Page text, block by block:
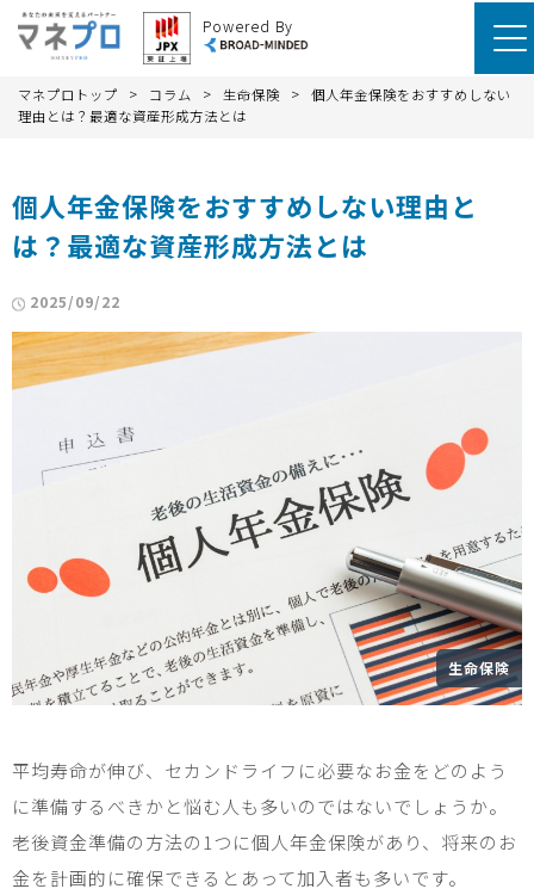
Powered By
マネプロトップ > コラム > 生命保険 >
個人年金保険をおすすめしない
理由とは？最適な資産形成方法とは
個人年金保険をおすすめしない理由と
は？最適な資産形成方法とは
2025/09/22
生命保険
平均寿命が伸び、セカンドライフに必要なお金をどのよう
に準備するべきかと悩む人も多いのではないでしょうか。
老後資金準備の方法の 1 つに個人年金保険があり、将来のお
金を計画的に確保できるとあって加入者も多いです。